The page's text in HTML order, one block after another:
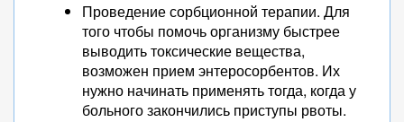
Проведение сорбционной терапии. Для
того чтобы помочь организму быстрее
выводить токсические вещества,
возможен прием энтеросорбентов. Их
нужно начинать применять тогда, когда у
больного закончились приступы рвоты.